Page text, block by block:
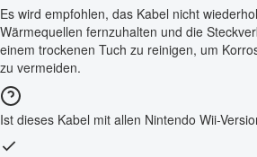
Es wird empfohlen, das Kabel nicht
Wärmequellen fernzuhalten und die
einem trockenen Tuch zu reinigen, um
zu vermeiden.
Ist dieses Kabel mit allen Nintendo Wii-